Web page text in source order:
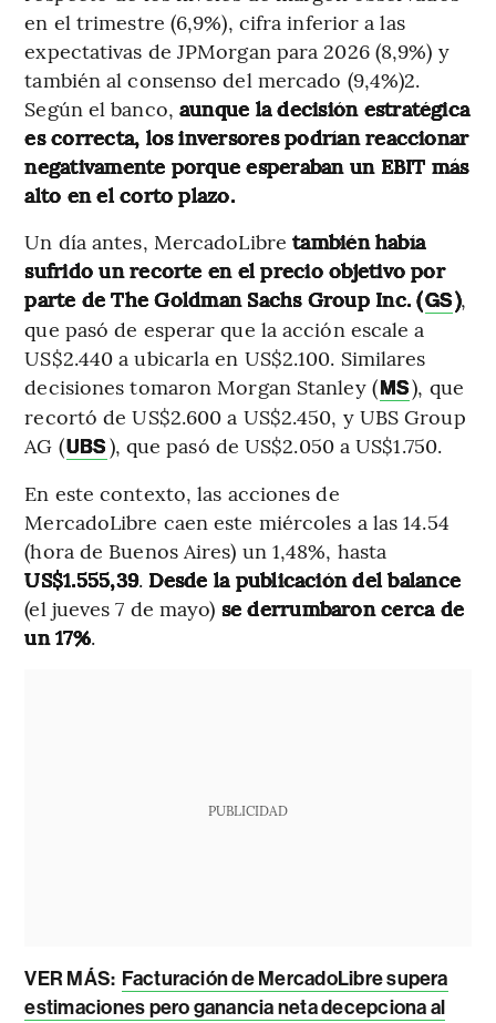
en el trimestre (6,9%), cifra inferior a las
expectativas de JPMorgan para 2026 (8,9%) y
también al consenso del mercado (9,4%)2.
Según el banco, aunque la decisión estratégica
es correcta, los inversores podrían reaccionar
negativamente porque esperaban un EBIT más
alto en el corto plazo.
Un día antes, MercadoLibretambién había
sufrido un recorte en el precio objetivo por
parte de The Goldman Sachs Group Inc. (GS),
que pasó de esperar que la acción escale a
US$2.440 a ubicarla en US$2.100. Similares
decisiones tomaron Morgan Stanley (MS), que
recortó de US$2.600 a US$2.450, y UBS Group
AG (UBS), que pasó de US$2.050 a US$1.750.
En este contexto, las acciones de
MercadoLibre caen este miércoles a las 14.54
(hora de Buenos Aires) un 1,48%, hasta
US$1.555,39. Desde la publicación del balance
(el jueves 7 de mayo) se derrumbaron cerca de
un 17%.
PUBLICIDAD
VER MÁS: Facturación de MercadoLibre supera
estimaciones pero ganancia neta decepciona al